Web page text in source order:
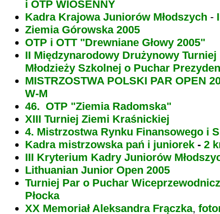
i OTP WIOSENNY
Kadra Krajowa Juniorów Młodszych -
Ziemia Górowska 2005
OTP i OTT "Drewniane Głowy 2005"
II Międzynarodowy Drużynowy
Młodzieży Szkolnej o Puchar
MISTRZOSTWA POLSKI PAR OPEN
W-M
46. OTP "Ziemia Radomska"
XIII Turniej Ziemi Kraśnickiej
4. Mistrzostwa Rynku Finansowego i
Kadra mistrzowska pań i juniorek - 2
III Kryterium Kadry Juniorów
Lithuanian Junior Open 2005
Turniej Par o Puchar
Płocka
XX Memoriał Aleksandra Frączka,